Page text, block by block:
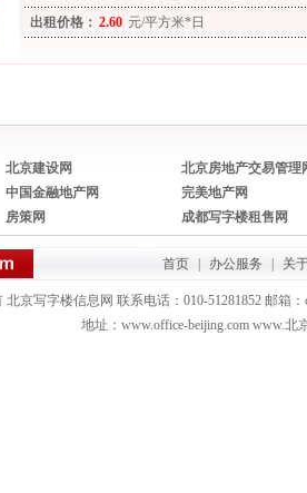
出租价格： 2.60 元/平方米*日
北京建设网
北京房地产交易管理
中国金融地产网
完美地产网
房策网 成都写字楼租售网
首页 办公服务 关
北京写字楼信息网 联系电话：010-51281852 邮箱：
地址：www.office-beijing.com www.